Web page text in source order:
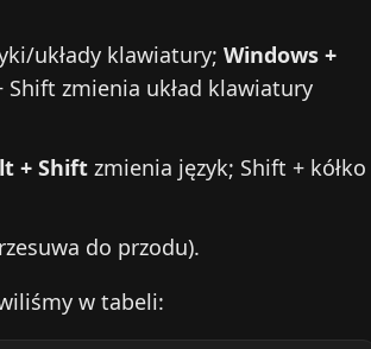
układy klawiatury; Windows +
Shift zmienia układ klawiatury
+ Shift zmienia język; Shift + kółko
do przodu).
w tabeli: